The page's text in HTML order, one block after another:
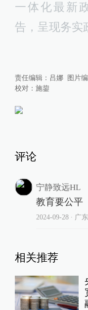
一体化最新
告，呈现务实
责任编辑： 吕娜 图片
校对： 施鋆
评论
宁静致远HL
教育要公平
2024-09-28∙ 广东
相关推荐